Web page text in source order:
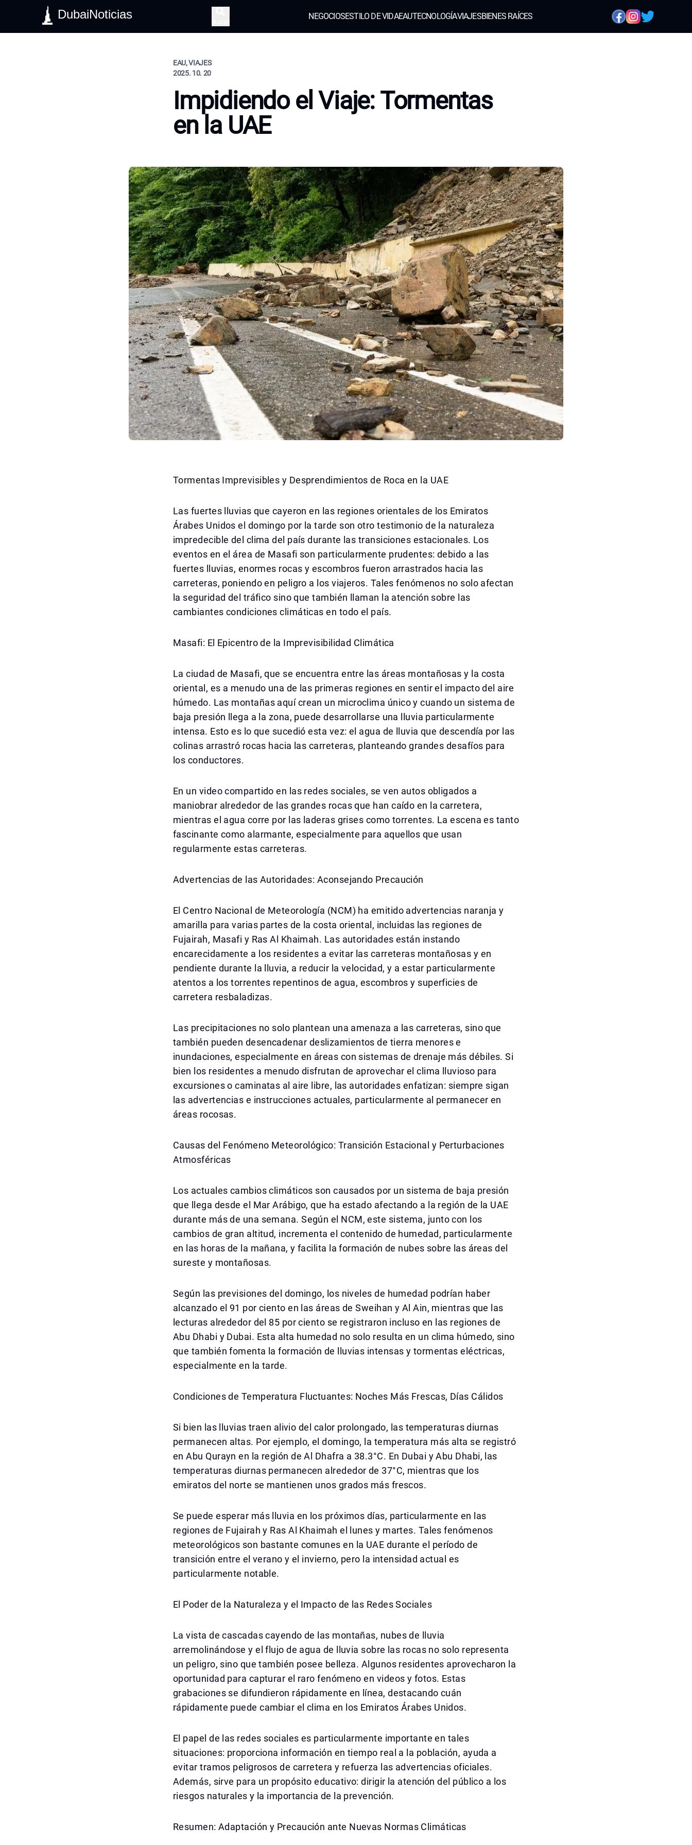
DubaiNoticias NEGOCIOSESTILO DE VIDAEAUTECNOLOGÍAVIAJESBIENES RAÍCES
EAU, VIAJES
2025. 10. 20
Impidiendo el Viaje: Tormentas
en la UAE
Tormentas Imprevisibles y Desprendimientos de Roca en la UAE
Las fuertes lluvias que cayeron en las regiones orientales de los Emiratos
Árabes Unidos el domingo por la tarde son otro testimonio de la naturaleza
impredecible del clima del país durante las transiciones estacionales. Los
eventos en el área de Masafi son particularmente prudentes: debido a las
fuertes lluvias, enormes rocas y escombros fueron arrastrados hacia las
carreteras, poniendo en peligro a los viajeros. Tales fenómenos no solo afectan
la seguridad del tráfico sino que también llaman la atención sobre las
cambiantes condiciones climáticas en todo el país.
Masafi: El Epicentro de la Imprevisibilidad Climática
La ciudad de Masafi, que se encuentra entre las áreas montañosas y la costa
oriental, es a menudo una de las primeras regiones en sentir el impacto del aire
húmedo. Las montañas aquí crean un microclima único y cuando un sistema de
baja presión llega a la zona, puede desarrollarse una lluvia particularmente
intensa. Esto es lo que sucedió esta vez: el agua de lluvia que descendía por las
colinas arrastró rocas hacia las carreteras, planteando grandes desafíos para
los conductores.
En un video compartido en las redes sociales, se ven autos obligados a
maniobrar alrededor de las grandes rocas que han caído en la carretera,
mientras el agua corre por las laderas grises como torrentes. La escena es tanto
fascinante como alarmante, especialmente para aquellos que usan
regularmente estas carreteras.
Advertencias de las Autoridades: Aconsejando Precaución
El Centro Nacional de Meteorología (NCM) ha emitido advertencias naranja y
amarilla para varias partes de la costa oriental, incluidas las regiones de
Fujairah, Masafi y Ras Al Khaimah. Las autoridades están instando
encarecidamente a los residentes a evitar las carreteras montañosas y en
pendiente durante la lluvia, a reducir la velocidad, y a estar particularmente
atentos a los torrentes repentinos de agua, escombros y superficies de
carretera resbaladizas.
Las precipitaciones no solo plantean una amenaza a las carreteras, sino que
también pueden desencadenar deslizamientos de tierra menores e
inundaciones, especialmente en áreas con sistemas de drenaje más débiles. Si
bien los residentes a menudo disfrutan de aprovechar el clima lluvioso para
excursiones o caminatas al aire libre, las autoridades enfatizan: siempre sigan
las advertencias e instrucciones actuales, particularmente al permanecer en
áreas rocosas.
Causas del Fenómeno Meteorológico: Transición Estacional y Perturbaciones
Atmosféricas
Los actuales cambios climáticos son causados por un sistema de baja presión
que llega desde el Mar Arábigo, que ha estado afectando a la región de la UAE
durante más de una semana. Según el NCM, este sistema, junto con los
cambios de gran altitud, incrementa el contenido de humedad, particularmente
en las horas de la mañana, y facilita la formación de nubes sobre las áreas del
sureste y montañosas.
Según las previsiones del domingo, los niveles de humedad podrían haber
alcanzado el 91 por ciento en las áreas de Sweihan y Al Ain, mientras que las
lecturas alrededor del 85 por ciento se registraron incluso en las regiones de
Abu Dhabi y Dubai. Esta alta humedad no solo resulta en un clima húmedo, sino
que también fomenta la formación de lluvias intensas y tormentas eléctricas,
especialmente en la tarde.
Condiciones de Temperatura Fluctuantes: Noches Más Frescas, Días Cálidos
Si bien las lluvias traen alivio del calor prolongado, las temperaturas diurnas
permanecen altas. Por ejemplo, el domingo, la temperatura más alta se registró
en Abu Qurayn en la región de Al Dhafra a 38.3°C. En Dubai y Abu Dhabi, las
temperaturas diurnas permanecen alrededor de 37°C, mientras que los
emiratos del norte se mantienen unos grados más frescos.
Se puede esperar más lluvia en los próximos días, particularmente en las
regiones de Fujairah y Ras Al Khaimah el lunes y martes. Tales fenómenos
meteorológicos son bastante comunes en la UAE durante el período de
transición entre el verano y el invierno, pero la intensidad actual es
particularmente notable.
El Poder de la Naturaleza y el Impacto de las Redes Sociales
La vista de cascadas cayendo de las montañas, nubes de lluvia
arremolinándose y el flujo de agua de lluvia sobre las rocas no solo representa
un peligro, sino que también posee belleza. Algunos residentes aprovecharon la
oportunidad para capturar el raro fenómeno en videos y fotos. Estas
grabaciones se difundieron rápidamente en línea, destacando cuán
rápidamente puede cambiar el clima en los Emiratos Árabes Unidos.
El papel de las redes sociales es particularmente importante en tales
situaciones: proporciona información en tiempo real a la población, ayuda a
evitar tramos peligrosos de carretera y refuerza las advertencias oficiales.
Además, sirve para un propósito educativo: dirigir la atención del público a los
riesgos naturales y la importancia de la prevención.
Resumen: Adaptación y Precaución ante Nuevas Normas Climáticas